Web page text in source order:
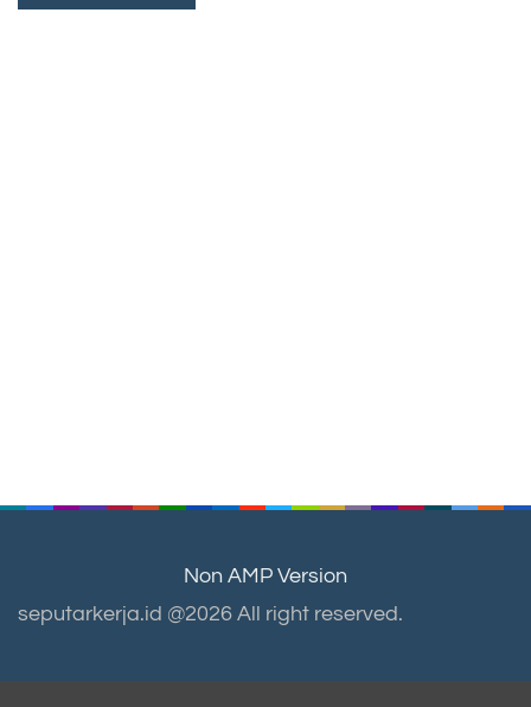
Non AMP Version
seputarkerja.id @2026 All right reserved.